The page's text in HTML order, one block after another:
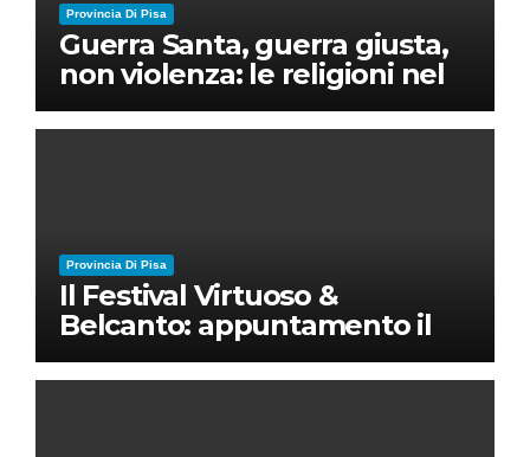
Provincia Di Pisa
Guerra Santa, guerra giusta,
non violenza: le religioni nel
nuovo disordine mondiale
Provincia Di Pisa
Il Festival Virtuoso &
Belcanto: appuntamento il
28 luglio a Palazzo Blu con
Ruben Micieli